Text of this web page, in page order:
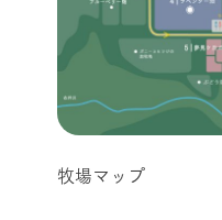
牧場マップ